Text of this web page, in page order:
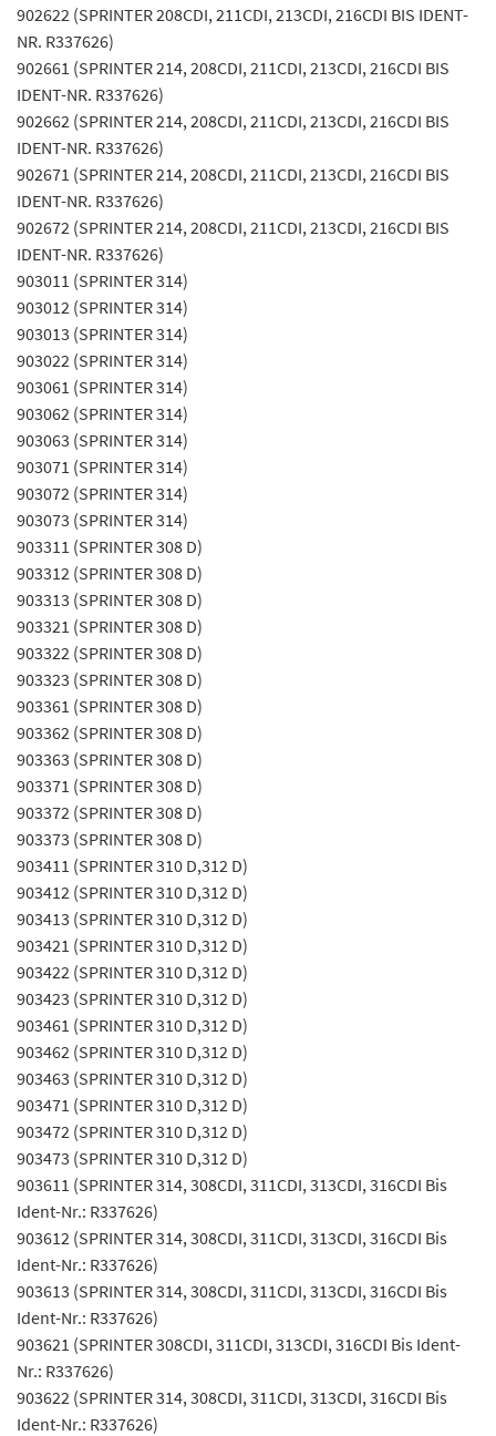
902622 (SPRINTER 208CDI, 211CDI, 213CDI, 216CDI BIS IDENT-
NR. R337626)
902661 (SPRINTER 214, 208CDI, 211CDI, 213CDI, 216CDI BIS
IDENT-NR. R337626)
902662 (SPRINTER 214, 208CDI, 211CDI, 213CDI, 216CDI BIS
IDENT-NR. R337626)
902671 (SPRINTER 214, 208CDI, 211CDI, 213CDI, 216CDI BIS
IDENT-NR. R337626)
902672 (SPRINTER 214, 208CDI, 211CDI, 213CDI, 216CDI BIS
IDENT-NR. R337626)
903011 (SPRINTER 314)
903012 (SPRINTER 314)
903013 (SPRINTER 314)
903022 (SPRINTER 314)
903061 (SPRINTER 314)
903062 (SPRINTER 314)
903063 (SPRINTER 314)
903071 (SPRINTER 314)
903072 (SPRINTER 314)
903073 (SPRINTER 314)
903311 (SPRINTER 308 D)
903312 (SPRINTER 308 D)
903313 (SPRINTER 308 D)
903321 (SPRINTER 308 D)
903322 (SPRINTER 308 D)
903323 (SPRINTER 308 D)
903361 (SPRINTER 308 D)
903362 (SPRINTER 308 D)
903363 (SPRINTER 308 D)
903371 (SPRINTER 308 D)
903372 (SPRINTER 308 D)
903373 (SPRINTER 308 D)
903411 (SPRINTER 310 D,312 D)
903412 (SPRINTER 310 D,312 D)
903413 (SPRINTER 310 D,312 D)
903421 (SPRINTER 310 D,312 D)
903422 (SPRINTER 310 D,312 D)
903423 (SPRINTER 310 D,312 D)
903461 (SPRINTER 310 D,312 D)
903462 (SPRINTER 310 D,312 D)
903463 (SPRINTER 310 D,312 D)
903471 (SPRINTER 310 D,312 D)
903472 (SPRINTER 310 D,312 D)
903473 (SPRINTER 310 D,312 D)
903611 (SPRINTER 314, 308CDI, 311CDI, 313CDI, 316CDI Bis
Ident-Nr.: R337626)
903612 (SPRINTER 314, 308CDI, 311CDI, 313CDI, 316CDI Bis
Ident-Nr.: R337626)
903613 (SPRINTER 314, 308CDI, 311CDI, 313CDI, 316CDI Bis
Ident-Nr.: R337626)
903621 (SPRINTER 308CDI, 311CDI, 313CDI, 316CDI Bis Ident-
Nr.: R337626)
903622 (SPRINTER 314, 308CDI, 311CDI, 313CDI, 316CDI Bis
Ident-Nr.: R337626)